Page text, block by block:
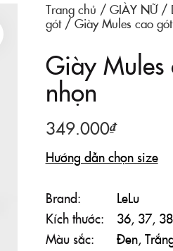
Trang chủ GIÀY NỮ
gót
Giày Mules cao
Giày Mules
nhọn
349.000₫
Hướng dẫn chọn size
Brand
LeLu
Kích thước
36, 37,
Màu sắc
Đen,